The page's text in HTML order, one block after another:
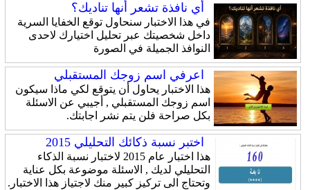
أي نافذة تشعر أنها تناديك؟
في هذا الاختبار سنحاول توقع الخفايا السرية
داخل شخصيتك عبر تحليل اختيارك لاحدى
النوافذ الجميلة في الصورة
اعرفي اسم زوجك المستقبلي
هذا الاختبار يحاول أن يتوقع لكي ماذا سيكون
اسم زوجك المستقبلي , أجيبي عن الاسئلة
بكل صراحة فلن يتم نشر اجابتك.
اختبر نسبة ذكائك التحليلي 2015
هذا اختبار عام 2015 لاختبار نسبة الذكاء
التحليلي لديك , الاسئلة موضوعة بكل عناية
وتحتاج الى تركيز كبير منك لاجتياز هذا الاختبار.